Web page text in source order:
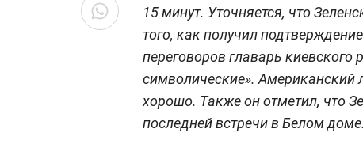
15 минут. Уточняется, что
того, как получил
переговоров главарь
символические». Американский
хорошо. Также он отметил, что
последней встречи в Белом доме.